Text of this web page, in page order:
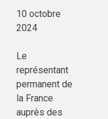
10 octobre
2024
Le
représentant
permanent de
la France
auprès des